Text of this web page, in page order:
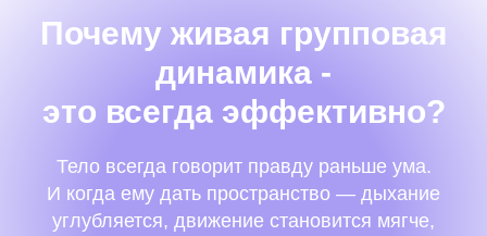
Почему живая групповая
динамика -
это всегда эффективно?
Тело всегда говорит правду раньше ума.
И когда ему дать пространство — дыхание
углубляется, движение становится мягче,